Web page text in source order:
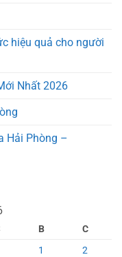
hiệu quả cho người
Nhất 2026
Hải Phòng –
B
C
1
2